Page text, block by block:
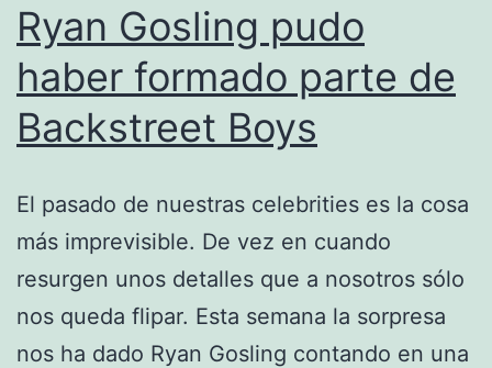
Ryan Gosling pudo
haber formado parte de
Backstreet Boys
El pasado de nuestras celebrities es la cosa
más imprevisible. De vez en cuando
resurgen unos detalles que a nosotros sólo
nos queda flipar. Esta semana la sorpresa
nos ha dado Ryan Gosling contando en una